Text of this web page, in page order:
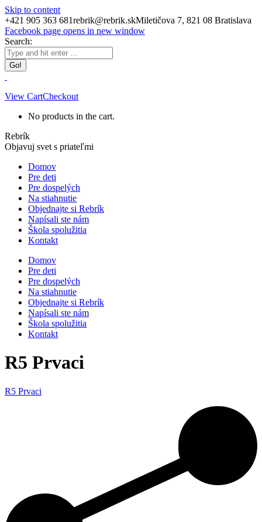
Skip to content
+421 905 363 681rebrik@rebrik.skMiletičova 7, 821 08 Bratislava
Facebook page opens in new window
Search:
View CartCheckout
No products in the cart.
Rebrík
Objavuj svet s priateľmi
Domov
Pre deti
Pre dospelých
Na stiahnutie
Objednajte si Rebrík
Napísali ste nám
Škola spolužitia
Kontakt
Domov
Pre deti
Pre dospelých
Na stiahnutie
Objednajte si Rebrík
Napísali ste nám
Škola spolužitia
Kontakt
R5 Prvaci
R5 Prvaci